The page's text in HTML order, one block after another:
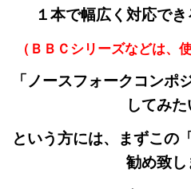
１本で幅広く対応で
（ＢＢＣシリーズなどは、
「ノースフォークコンポ
してみた
という方には、まずこの
勧め致し